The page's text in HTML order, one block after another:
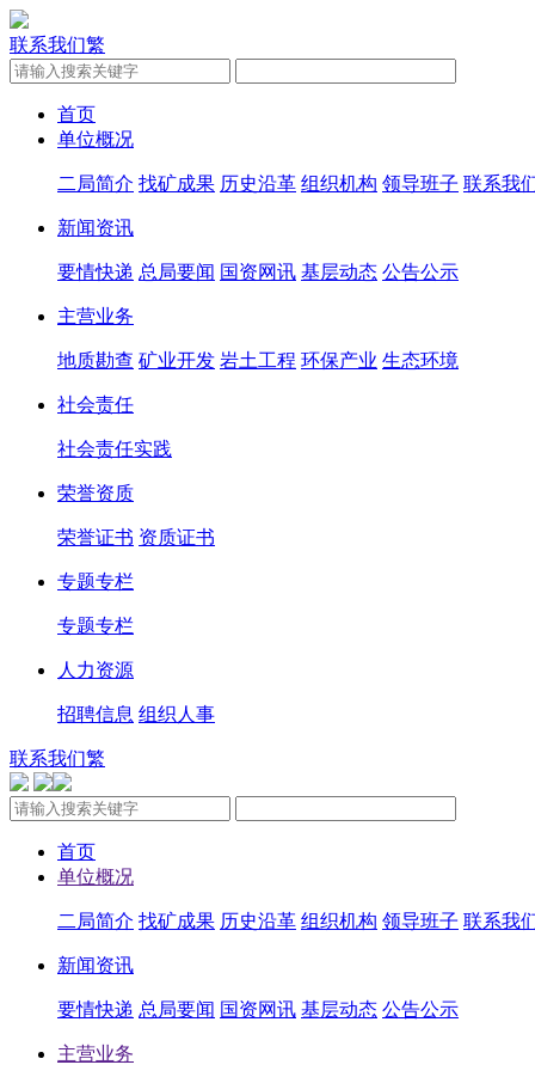
联系我们繁
首页
单位概况
二局简介 找矿成果 历史沿革 组织机构 领导班子 联系我
新闻资讯
要情快递 总局要闻 国资网讯 基层动态 公告公示
主营业务
地质勘查 矿业开发 岩土工程 环保产业 生态环境
社会责任
社会责任实践
荣誉资质
荣誉证书 资质证书
专题专栏
专题专栏
人力资源
招聘信息 组织人事
联系我们繁
首页
单位概况
二局简介 找矿成果 历史沿革 组织机构 领导班子 联系我
新闻资讯
要情快递 总局要闻 国资网讯 基层动态 公告公示
主营业务